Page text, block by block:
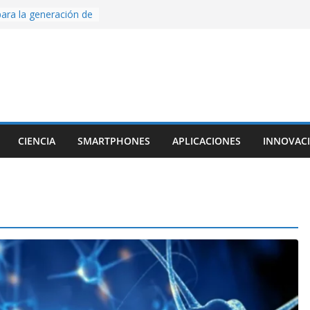
la generación de
con Inteligencia
una app
una
CIENCIA SMARTPHONES APLICACIONES